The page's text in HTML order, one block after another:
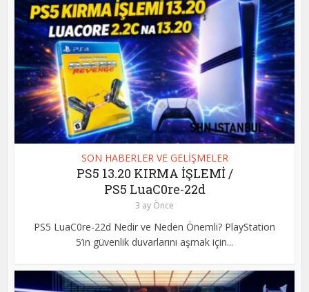
SON HABERLER VE GELİŞMELER
PS5 13.20 KIRMA İŞLEMİ /
PS5 LuaC0re-22d
3 ay Önce
PS5 LuaC0re-22d Nedir ve Neden Önemli? PlayStation
5’in güvenlik duvarlarını aşmak için...